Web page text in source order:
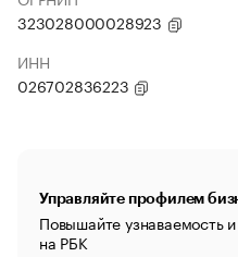
323028000028923
ИНН
026702836223
Управляйте профилем
Повышайте узнаваемость
на РБК